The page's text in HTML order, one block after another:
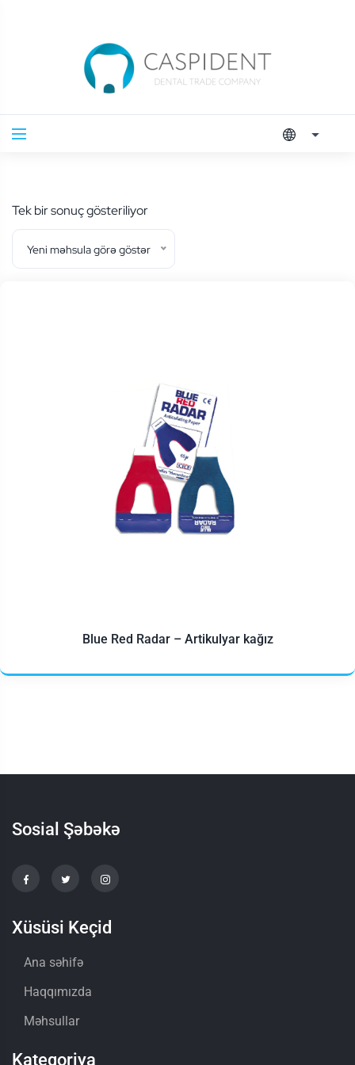
Tek bir sonuç gösteriliyor
Yeni məhsula görə göstər
Blue Red Radar – Artikulyar kağız
Sosial Şəbəkə
Xüsüsi Keçid
Ana səhifə
Haqqımızda
Məhsullar
Kateqoriya